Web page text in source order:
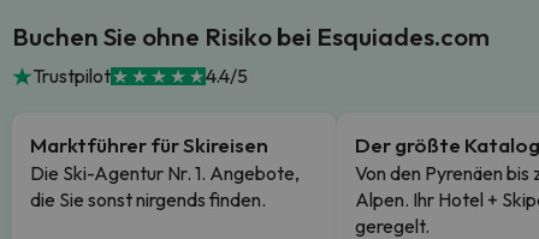
Buchen Sie ohne Risiko bei Esquiades.com
Trustpilot 4.4/5
Marktführer für Skireisen
Die Ski-Agentur Nr. 1. Angebote,
die Sie sonst nirgends finden.
Der größte Katalog
Von den Pyrenäen bis
Alpen. Ihr Hotel +
geregelt.